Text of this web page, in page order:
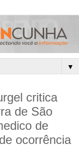
▼
critica
de São
de
ocorrência